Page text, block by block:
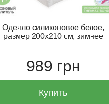
Одеяло силиконовое белое,
размер 200х210 см, зимнее
989 грн
Купить